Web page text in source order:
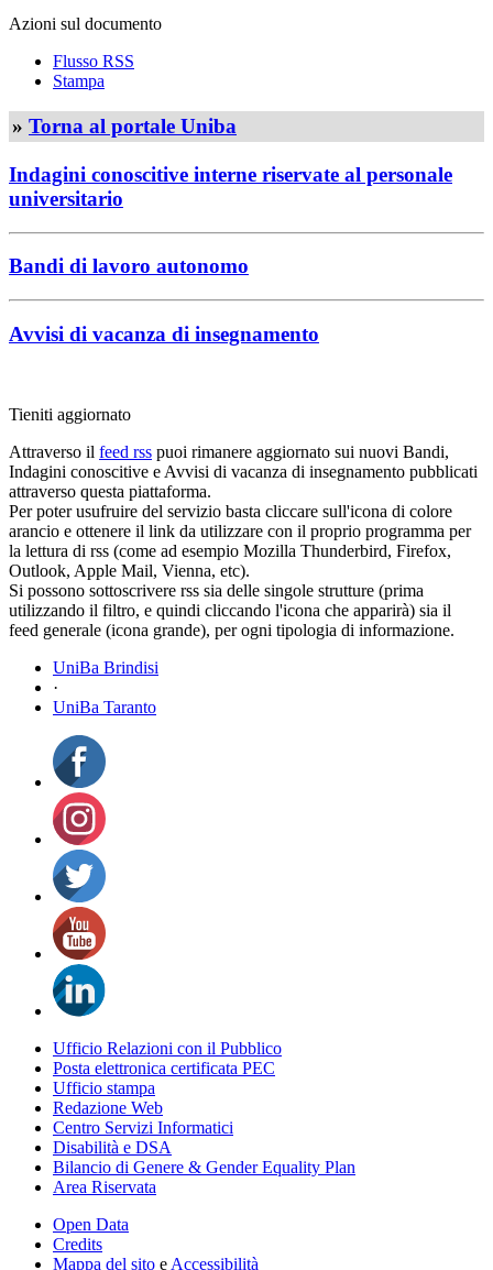
Azioni sul documento
Flusso RSS
Stampa
» Torna al portale Uniba
Indagini conoscitive interne riservate al personale
universitario
Bandi di lavoro autonomo
Avvisi di vacanza di insegnamento
Tieniti aggiornato
Attraverso il feed rss puoi rimanere aggiornato sui nuovi Bandi,
Indagini conoscitive e Avvisi di vacanza di insegnamento pubblicati
attraverso questa piattaforma.
Per poter usufruire del servizio basta cliccare sull'icona di colore
arancio e ottenere il link da utilizzare con il proprio programma per
la lettura di rss (come ad esempio Mozilla Thunderbird, Firefox,
Outlook, Apple Mail, Vienna, etc).
Si possono sottoscrivere rss sia delle singole strutture (prima
utilizzando il filtro, e quindi cliccando l'icona che apparirà) sia il
feed generale (icona grande), per ogni tipologia di informazione.
UniBa Brindisi
·
UniBa Taranto
Ufficio Relazioni con il Pubblico
Posta elettronica certificata PEC
Ufficio stampa
Redazione Web
Centro Servizi Informatici
Disabilità e DSA
Bilancio di Genere & Gender Equality Plan
Area Riservata
Open Data
Credits
Mappa del sito e Accessibilità